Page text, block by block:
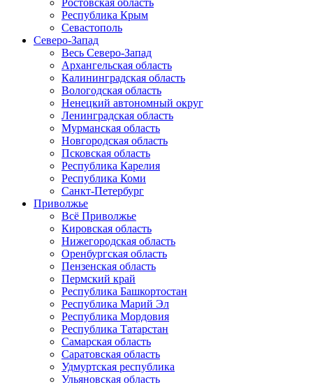
Ростовская область
Республика Крым
Севастополь
Северо-Запад
Весь Северо-Запад
Архангельская область
Калининградская область
Вологодская область
Ненецкий автономный округ
Ленинградская область
Мурманская область
Новгородская область
Псковская область
Республика Карелия
Республика Коми
Санкт-Петербург
Приволжье
Всё Приволжье
Кировская область
Нижегородская область
Оренбургская область
Пензенская область
Пермский край
Республика Башкортостан
Республика Марий Эл
Республика Мордовия
Республика Татарстан
Самарская область
Саратовская область
Удмуртская республика
Ульяновская область